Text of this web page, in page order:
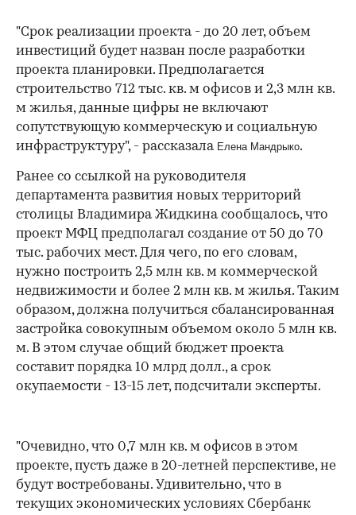
00:00
"Срок реализации проекта - до 20 лет, объем
инвестиций будет назван после разработки
проекта планировки. Предполагается
строительство 712 тыс. кв. м офисов и 2,3 млн кв.
м жилья, данные цифры не включают
сопутствующую коммерческую и социальную
инфраструктуру", - рассказала Елена Мандрыко.
Ранее со ссылкой на руководителя
департамента развития новых территорий
столицы Владимира Жидкина сообщалось, что
проект МФЦ предполагал создание от 50 до 70
тыс. рабочих мест. Для чего, по его словам,
нужно построить 2,5 млн кв. м коммерческой
недвижимости и более 2 млн кв. м жилья. Таким
образом, должна получиться сбалансированная
застройка совокупным объемом около 5 млн кв.
м. В этом случае общий бюджет проекта
составит порядка 10 млрд долл., а срок
окупаемости - 13-15 лет, подсчитали эксперты.
"Очевидно, что 0,7 млн кв. м офисов в этом
проекте, пусть даже в 20-летней перспективе, не
будут востребованы. Удивительно, что в
текущих экономических условиях Сбербанк